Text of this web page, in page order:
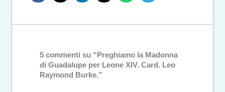
5 commenti su “Preghiamo la Madonna
di Guadalupe per Leone XIV. Card. Leo
Raymond Burke.”